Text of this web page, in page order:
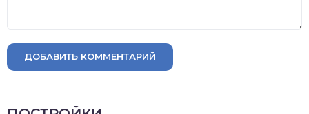
ДОБАВИТЬ КОММЕНТАРИЙ